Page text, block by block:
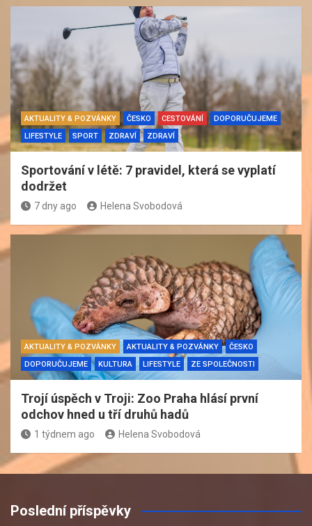
AKTUALITY & POZVÁNKY ČESKO CESTOVÁNÍ
DOPORUČUJEME
LIFESTYLE
SPORT ZDRAVÍ ZDRAVÍ
Sportování v létě: 7 pravidel, která se vyplatí
dodržet
7 dny ago Helena Svobodová
AKTUALITY & POZVÁNKY AKTUALITY & POZVÁNKY
ČESKO
DOPORUČUJEME
KULTURA LIFESTYLE ZE SPOLEČNOSTI
Trojí úspěch v Troji: Zoo Praha hlásí první
odchov hned u tří druhů hadů
1 týdnem ago Helena Svobodová
Poslední příspěvky